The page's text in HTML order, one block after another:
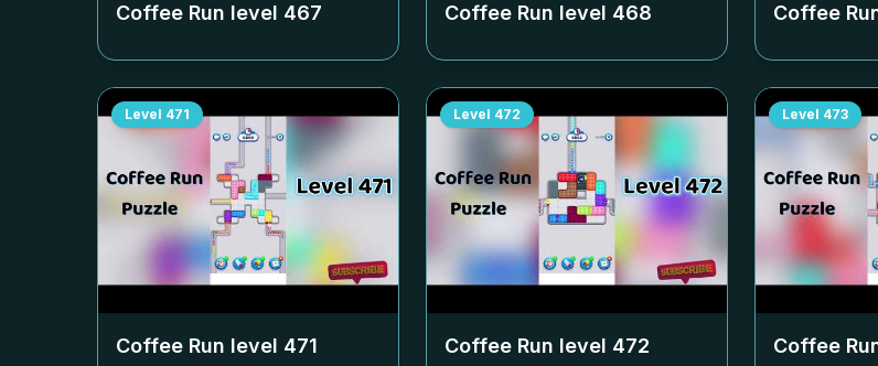
Coffee Run level 467 Coffee Run level 468 Coffee
Level 471
Coffee Run level 471
Level 472
Coffee Run level 472
Level 473
Coffee